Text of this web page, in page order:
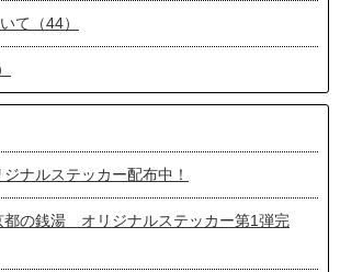
て（44）
ナルステッカー配布中！
都の銭湯 オリジナルステッカー第1弾完